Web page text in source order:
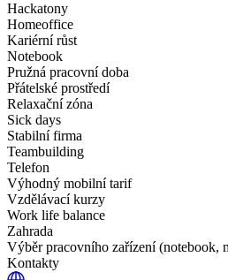
Hackatony
Homeoffice
Kariérní růst
Notebook
Pružná pracovní doba
Přátelské prostředí
Relaxační zóna
Sick days
Stabilní firma
Teambuilding
Telefon
Výhodný mobilní tarif
Vzdělávací kurzy
Work life balance
Zahrada
Výběr pracovního zařízení (notebook,
Kontakty